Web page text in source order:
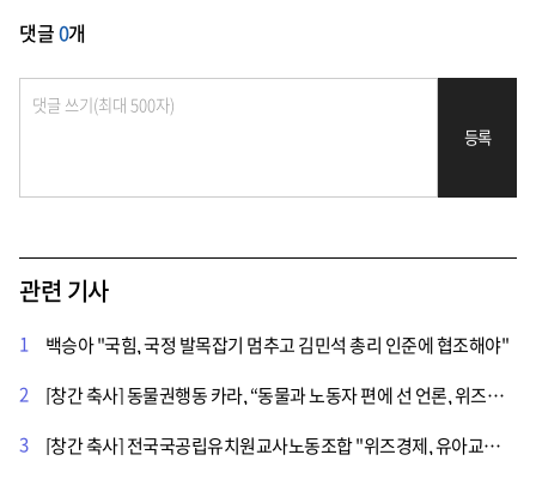
댓글0개
등록
관련 기사
1
백승아 "국힘, 국정 발목잡기 멈추고 김민석 총리 인준에 협조해야"
2
[창간 축사] 동물권행동 카라, “동물과 노동자 편에 선 언론, 위즈경제”
3
[창간 축사] 전국국공립유치원교사노동조합 "위즈경제, 유아교육의 내일을 함께 고민해준 든든한 언론"